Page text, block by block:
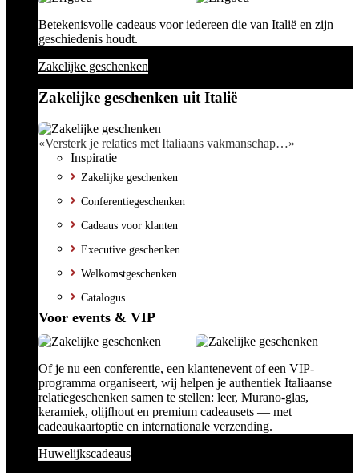
Betekenisvolle cadeaus voor iedereen die van Italië en zijn
geschiedenis houdt.
Zakelijke geschenken
Zakelijke geschenken uit Italië
«Versterk je relaties met Italiaans vakmanschap…»
Inspiratie
Zakelijke geschenken
Conferentiegeschenken
Cadeaus voor klanten
Executive geschenken
Welkomstgeschenken
Catalogus
Voor events & VIP
Of je nu een conferentie, een klantenevent of een VIP-
programma organiseert, wij helpen je authentiek Italiaanse
relatiegeschenken samen te stellen: leer, Murano-glas,
keramiek, olijfhout en premium cadeausets — met
cadeaukaartoptie en internationale verzending.
Huwelijkscadeaus